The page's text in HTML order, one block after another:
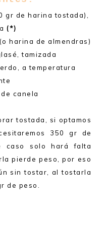
gr de harina tostada),
(*)
harina de almendras)
tamizada
a temperatura
canela
tostada, si optamos
350 gr de
caso solo hará falta
pierde peso, por eso
sin tostar, al tostarla
de peso.